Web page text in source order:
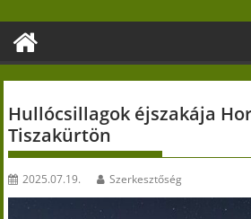
content
Hullócsillagok éjszakája
Tiszakürtön
2025.07.19. Szerkesztőség